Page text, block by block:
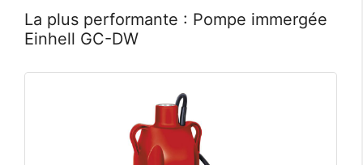
La plus performante : Pompe immergée
Einhell GC-DW